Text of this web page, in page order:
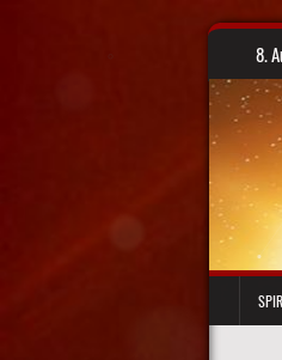
Skip
content
8.